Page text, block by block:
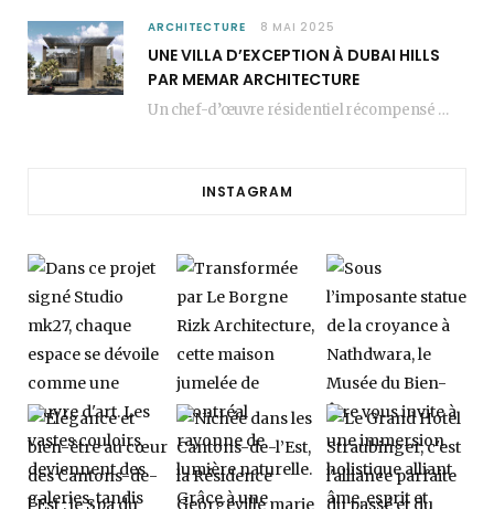
ARCHITECTURE 8 MAI 2025
UNE VILLA D’EXCEPTION À DUBAI HILLS
PAR MEMAR ARCHITECTURE
Un chef-d’œuvre résidentiel récompensé MEMAR Architecture, agence renommée basée à Dubaï, présente aujourd’hui sa dernière…
INSTAGRAM